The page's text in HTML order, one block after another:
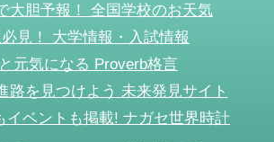
大胆予報！ 全国学校のお天気
見！ 大学情報・入試情報
元気になる Proverb格言
路を見つけよう 未来発見サイト
イベントも掲載! ナガセ世界時計